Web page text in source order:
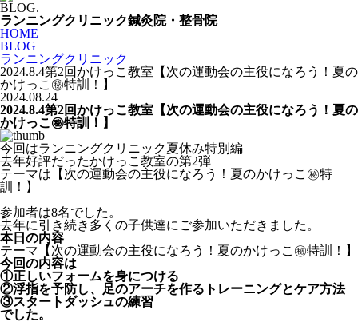
BLOG.
ランニングクリニック鍼灸院・整骨院
HOME
BLOG
ランニングクリニック
2024.8.4第2回かけっこ教室【次の運動会の主役になろう！夏の
かけっこ㊙️特訓！】
2024.08.24
2024.8.4第2回かけっこ教室【次の運動会の主役になろう！夏の
かけっこ㊙️特訓！】
今回はランニングクリニック夏休み特別編
去年好評だったかけっこ教室の第2弾
テーマは【次の運動会の主役になろう！夏のかけっこ㊙️特
訓！】
参加者は8名でした。
去年に引き続き多くの子供達にご参加いただきました。
本日の内容
テーマ【次の運動会の主役になろう！夏のかけっこ㊙️特訓！】
今回の内容は
①正しいフォームを身につける
②浮指を予防し、足のアーチを作るトレーニングとケア方法
③スタートダッシュの練習
でした。